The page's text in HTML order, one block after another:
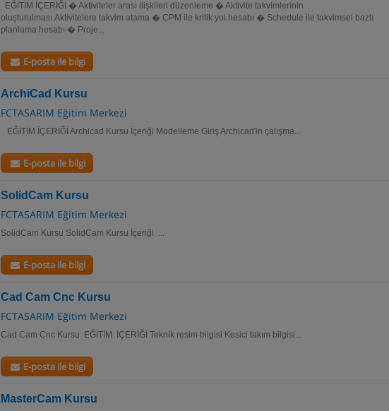
EĞİTİM İÇERİĞİ � Aktiviteler arası ilişkileri düzenleme � Aktivite takvimlerinin
oluşturulması.Aktivitelere takvim atama � CPM ile kritik yol hesabı � Schedule ile takvimsel bazlı
planlama hesabı � Proje...
E-posta ile bilgi
ArchiCad Kursu
FCTASARIM Eğitim Merkezi
EĞİTİM İÇERİĞİ Archicad Kursu İçeriği Modelleme Giriş Archicad'in çalışma...
E-posta ile bilgi
SolidCam Kursu
FCTASARIM Eğitim Merkezi
SolidCam Kursu SolidCam Kursu İçeriği ...
E-posta ile bilgi
Cad Cam Cnc Kursu
FCTASARIM Eğitim Merkezi
Cad Cam Cnc Kursu EĞİTİM İÇERİĞİ Teknik resim bilgisi Kesici takım bilgisi...
E-posta ile bilgi
MasterCam Kursu